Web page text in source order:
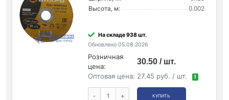
Высота, м:
0.002
На складе 938 шт.
Обновлено 05.08.2026
Розничная
цена:
30.50 / шт.
Оптовая цена: 27.45 руб. / шт. !
- + КУПИТЬ